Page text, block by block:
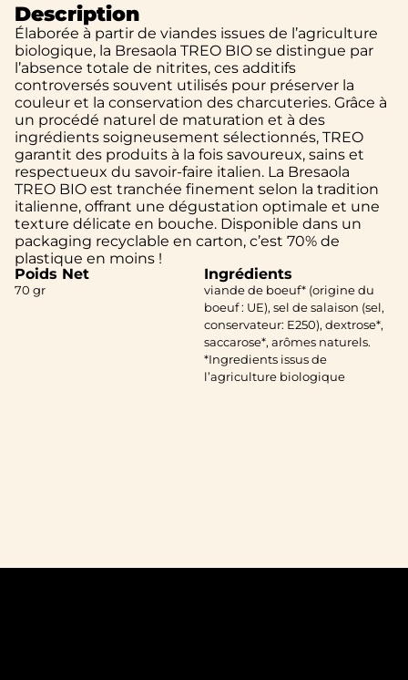
Description
Élaborée à partir de viandes issues de l’agriculture
biologique, la Bresaola TREO BIO se distingue par
l’absence totale de nitrites, ces additifs
controversés souvent utilisés pour préserver la
couleur et la conservation des charcuteries. Grâce à
un procédé naturel de maturation et à des
ingrédients soigneusement sélectionnés, TREO
garantit des produits à la fois savoureux, sains et
respectueux du savoir-faire italien. La Bresaola
TREO BIO est tranchée finement selon la tradition
italienne, offrant une dégustation optimale et une
texture délicate en bouche. Disponible dans un
packaging recyclable en carton, c’est 70% de
plastique en moins !
Poids Net
70 gr
Ingrédients
viande de boeuf* (origine du
boeuf : UE), sel de salaison (sel,
conservateur: E250), dextrose*,
saccarose*, arômes naturels.
*Ingredients issus de
l’agriculture biologique